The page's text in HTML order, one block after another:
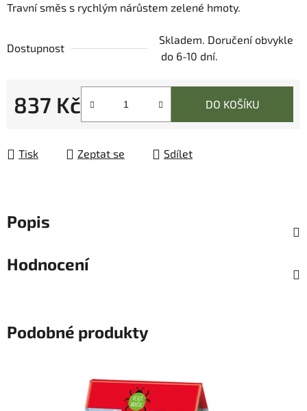
Travní směs s rychlým nárůstem zelené hmoty.
Dostupnost
Skladem. Doručení obvykle
do 6-10 dní.
837 Kč DO KOŠÍKU
Tisk Zeptat se Sdílet
Popis
Hodnocení
Podobné produkty